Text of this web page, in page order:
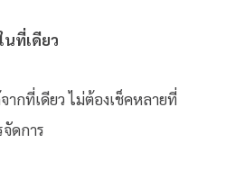
นที่เดียว
ากที่เดียว ไม่ต้องเช็คหลายที่
ดการ